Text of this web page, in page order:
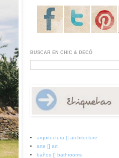
BUSCAR EN CHIC & DECÓ
arquitectura [] architecture
arte [] art
baños [] bathrooms